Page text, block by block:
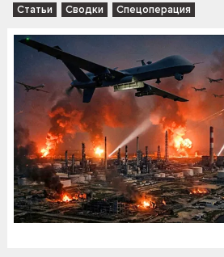
Статьи Сводки Спецоперация